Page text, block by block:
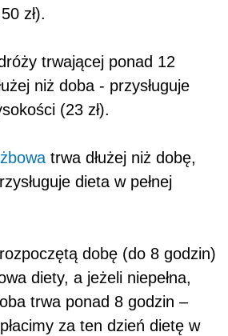
zł).
trwającej ponad 12
niż doba - przysługuje
(23 zł).
trwa dłużej niż dobę,
dieta w pełnej
dobę (do 8 godzin)
diety, a jeżeli niepełna,
trwa ponad 8 godzin –
za ten dzień dietę w